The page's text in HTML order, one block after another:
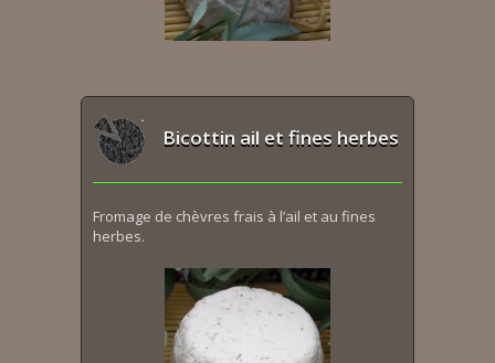
Bicottin ail et fines herbes
Fromage de chèvres frais à l’ail et au fines
herbes.